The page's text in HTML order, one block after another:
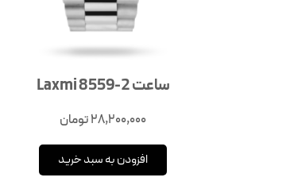
ساعت Laxmi 8559-2
28,200,000تومان
افزودن به سبد خرید